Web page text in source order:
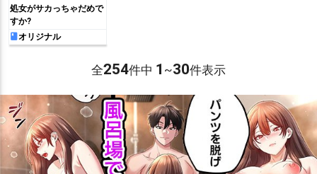
処女がサカっちゃだめで
すか?
オリジナル
全254件中 1 ~30件表示